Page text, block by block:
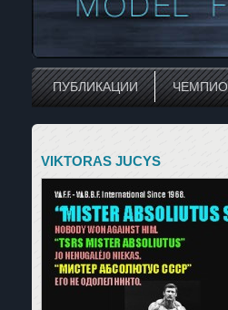
ПУБЛИКАЦИИ
VIKTORAS JUCYS